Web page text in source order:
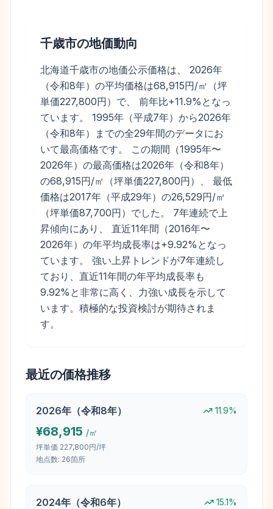
千歳市の地価動向
北海道千歳市の地価公示価格は、 2026年
（令和8年）の平均価格は68,915円/㎡（坪
単価227,800円）で、 前年比+11.9%となっ
ています。 1995年（平成7年）から2026年
（令和8年）までの全29年間のデータにお
いて最高価格です。 この期間（1995年〜
2026年）の最高価格は2026年（令和8年）
の68,915円/㎡（坪単価227,800円）、 最低
価格は2017年（平成29年）の26,529円/㎡
（坪単価87,700円）でした。 7年連続で上
昇傾向にあり、 直近11年間（2016年〜
2026年）の年平均成長率は+9.92%となっ
ています。 強い上昇トレンドが7年連続し
ており、直近11年間の年平均成長率も
9.92%と非常に高く、力強い成長を示して
います。積極的な投資検討が期待されま
す。
最近の価格推移
2026年（令和8年） 11.9%
¥68,915 /㎡
坪単価 227,800円/坪
地点数: 26箇所
2024年（令和6年） 15.1%